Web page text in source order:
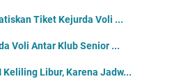
Tiket Kejurda Voli ...
Voli Antar Klub Senior ...
Libur, Karena Jadw...